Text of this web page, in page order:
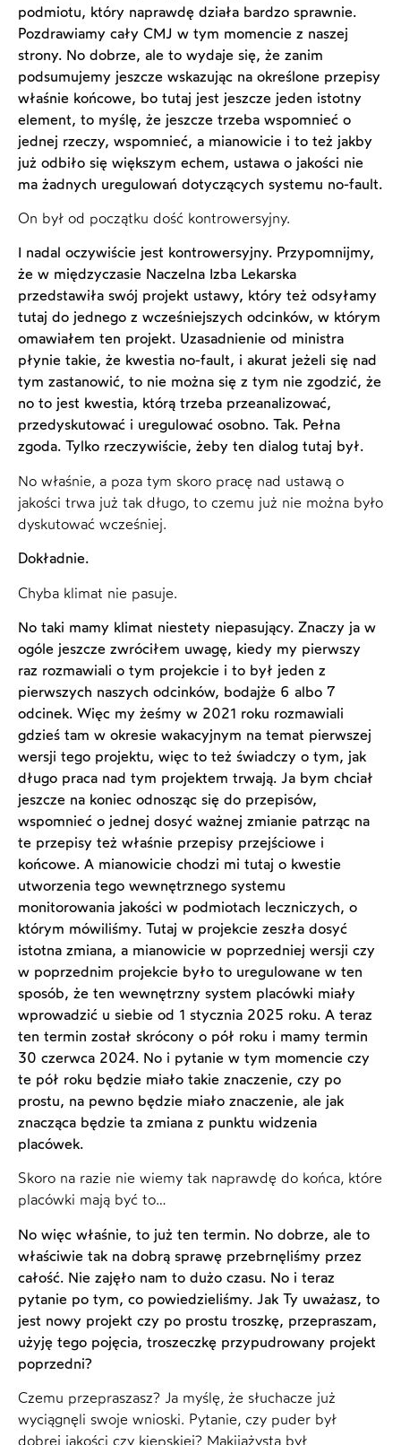
podmiotu, który naprawdę działa bardzo sprawnie.
Pozdrawiamy cały CMJ w tym momencie z naszej
strony. No dobrze, ale to wydaje się, że zanim
podsumujemy jeszcze wskazując na określone przepisy
właśnie końcowe, bo tutaj jest jeszcze jeden istotny
element, to myślę, że jeszcze trzeba wspomnieć o
jednej rzeczy, wspomnieć, a mianowicie i to też jakby
już odbiło się większym echem, ustawa o jakości nie
ma żadnych uregulowań dotyczących systemu no-fault.
On był od początku dość kontrowersyjny.
I nadal oczywiście jest kontrowersyjny. Przypomnijmy,
że w międzyczasie Naczelna Izba Lekarska
przedstawiła swój projekt ustawy, który też odsyłamy
tutaj do jednego z wcześniejszych odcinków, w którym
omawiałem ten projekt. Uzasadnienie od ministra
płynie takie, że kwestia no-fault, i akurat jeżeli się nad
tym zastanowić, to nie można się z tym nie zgodzić, że
no to jest kwestia, którą trzeba przeanalizować,
przedyskutować i uregulować osobno. Tak. Pełna
zgoda. Tylko rzeczywiście, żeby ten dialog tutaj był.
No właśnie, a poza tym skoro pracę nad ustawą o
jakości trwa już tak długo, to czemu już nie można było
dyskutować wcześniej.
Dokładnie.
Chyba klimat nie pasuje.
No taki mamy klimat niestety niepasujący. Znaczy ja w
ogóle jeszcze zwróciłem uwagę, kiedy my pierwszy
raz rozmawiali o tym projekcie i to był jeden z
pierwszych naszych odcinków, bodajże 6 albo 7
odcinek. Więc my żeśmy w 2021 roku rozmawiali
gdzieś tam w okresie wakacyjnym na temat pierwszej
wersji tego projektu, więc to też świadczy o tym, jak
długo praca nad tym projektem trwają. Ja bym chciał
jeszcze na koniec odnosząc się do przepisów,
wspomnieć o jednej dosyć ważnej zmianie patrząc na
te przepisy też właśnie przepisy przejściowe i
końcowe. A mianowicie chodzi mi tutaj o kwestie
utworzenia tego wewnętrznego systemu
monitorowania jakości w podmiotach leczniczych, o
którym mówiliśmy. Tutaj w projekcie zeszła dosyć
istotna zmiana, a mianowicie w poprzedniej wersji czy
w poprzednim projekcie było to uregulowane w ten
sposób, że ten wewnętrzny system placówki miały
wprowadzić u siebie od 1 stycznia 2025 roku. A teraz
ten termin został skrócony o pół roku i mamy termin
30 czerwca 2024. No i pytanie w tym momencie czy
te pół roku będzie miało takie znaczenie, czy po
prostu, na pewno będzie miało znaczenie, ale jak
znacząca będzie ta zmiana z punktu widzenia
placówek.
Skoro na razie nie wiemy tak naprawdę do końca, które
placówki mają być to…
No więc właśnie, to już ten termin. No dobrze, ale to
właściwie tak na dobrą sprawę przebrnęliśmy przez
całość. Nie zajęło nam to dużo czasu. No i teraz
pytanie po tym, co powiedzieliśmy. Jak Ty uważasz, to
jest nowy projekt czy po prostu troszkę, przepraszam,
użyję tego pojęcia, troszeczkę przypudrowany projekt
poprzedni?
Czemu przepraszasz? Ja myślę, że słuchacze już
wyciągnęli swoje wnioski. Pytanie, czy puder był
dobrej jakości czy kiepskiej? Makijażysta był